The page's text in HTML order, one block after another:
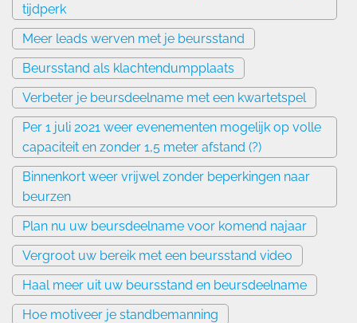
tijdperk
Meer leads werven met je beursstand
Beursstand als klachtendumpplaats
Verbeter je beursdeelname met een kwartetspel
Per 1 juli 2021 weer evenementen mogelijk op volle
capaciteit en zonder 1,5 meter afstand (?)
Binnenkort weer vrijwel zonder beperkingen naar
beurzen
Plan nu uw beursdeelname voor komend najaar
Vergroot uw bereik met een beursstand video
Haal meer uit uw beursstand en beursdeelname
Hoe motiveer je standbemanning